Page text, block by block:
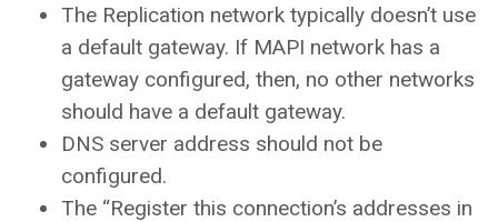
The Replication network typically doesn’t use
a default gateway. If MAPI network has a
gateway configured, then, no other networks
should have a default gateway.
DNS server address should not be
configured.
The “Register this connection’s addresses in